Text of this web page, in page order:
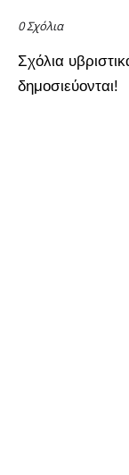
0 Σχόλια
Σχόλια
δημοσιεύονται!